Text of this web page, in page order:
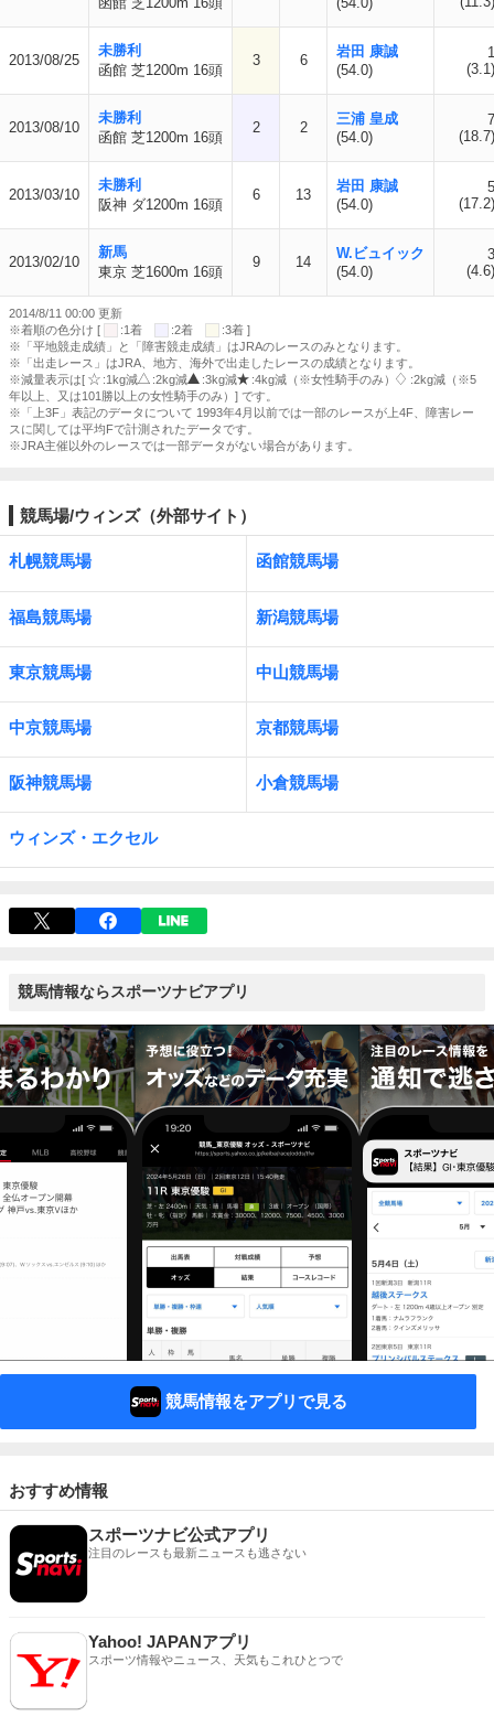
2013/08/25
未勝利
函館 芝1200m 16頭
3 6
岩田 康誠
(54.0)
1
(3.1)
2013/08/10
未勝利
函館 芝1200m 16頭
2 2
三浦 皇成
(54.0)
7
(18.7)
2013/03/10
未勝利
阪神 ダ1200m 16頭
6 13
岩田 康誠
(54.0)
5
(17.2)
2013/02/10
新馬
東京 芝1600m 16頭
9 14
W.ビュイック
(54.0)
3
(4.6)
2014/8/11 00:00 更新
※着順の色分け [
:1着 :2着
:3着 ]
※「平地競走成績」と「障害競走成績」はJRAのレースのみとなります。
※「出走レース」はJRA、地方、海外で出走したレースの成績となります。
※減量表示は[
:1kg減 :2kg減 :3kg減 :4kg減（※女性騎手のみ）
:2kg減（※5
年以上、又は101勝以上の女性騎手のみ）] です。
※「上3F」表記のデータについて 1993年4月以前では一部のレースが上4F、障害レー
スに関しては平均Fで計測されたデータです。
※JRA主催以外のレースでは一部データがない場合があります。
競馬場/ウィンズ（外部サイト）
札幌競馬場 函館競馬場
福島競馬場 新潟競馬場
東京競馬場 中山競馬場
中京競馬場 京都競馬場
阪神競馬場 小倉競馬場
ウィンズ・エクセル
競馬情報ならスポーツナビアプリ
競馬情報をアプリで見る
おすすめ情報
スポーツナビ公式アプリ
注目のレースも最新ニュースも逃さない
Yahoo! JAPANアプリ
スポーツ情報やニュース、天気もこれひとつで